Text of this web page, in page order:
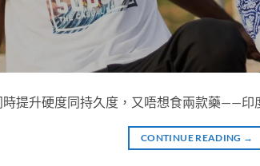
提升硬度同持久度，又唔想食兩款藥——印
CONTINUE READING →